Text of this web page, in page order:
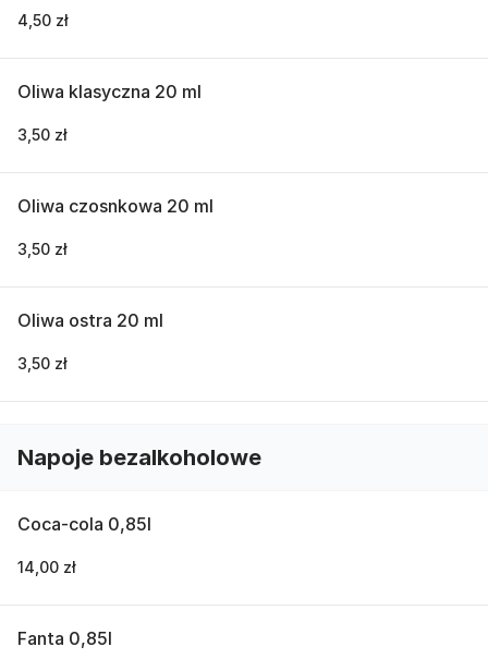
4,50 zł
Oliwa klasyczna 20 ml
3,50 zł
Oliwa czosnkowa 20 ml
3,50 zł
Oliwa ostra 20 ml
3,50 zł
Napoje bezalkoholowe
Coca-cola 0,85l
14,00 zł
Fanta 0,85l